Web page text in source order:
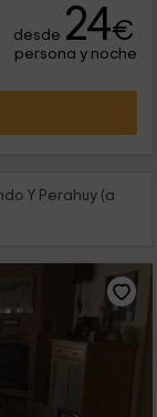
desde 24€
persona y noche
Y Perahuy (a